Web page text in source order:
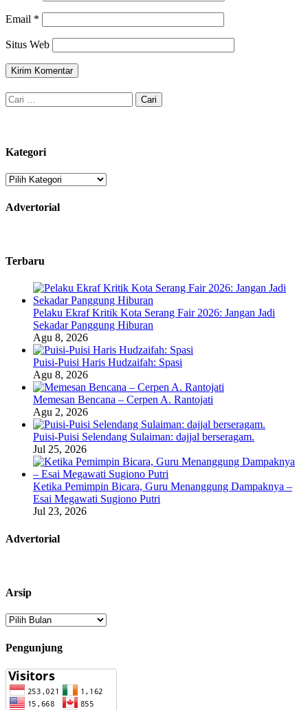
Email *
Situs Web
Cari
untuk:
Kategori
Kategori
Advertorial
Terbaru
Pelaku Ekraf Kritik Kota Serang Fair 2026: Jangan Jadi
Sekadar Panggung Hiburan
Agu 8, 2026
Puisi-Puisi Haris Hudzaifah: Spasi
Agu 8, 2026
Memesan Bencana – Cerpen A. Rantojati
Agu 2, 2026
Puisi-Puisi Selendang Sulaiman: dajjal berseragam.
Jul 25, 2026
Ketika Pemimpin Bicara, Guru Menanggung Dampaknya –
Esai Megawati Sugiono Putri
Jul 23, 2026
Advertorial
Arsip
Arsip
Pengunjung